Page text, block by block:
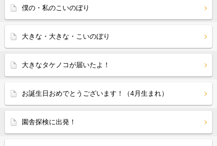
僕の・私のこいのぼり
大きな・大きな・こいのぼり
大きなタケノコが届いたよ！
お誕生日おめでとうございます！（4月生まれ）
園舎探検に出発！